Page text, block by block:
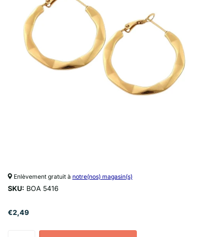
Enlèvement gratuit à notre(nos) magasin(s)
SKU: BOA 5416
€2,49